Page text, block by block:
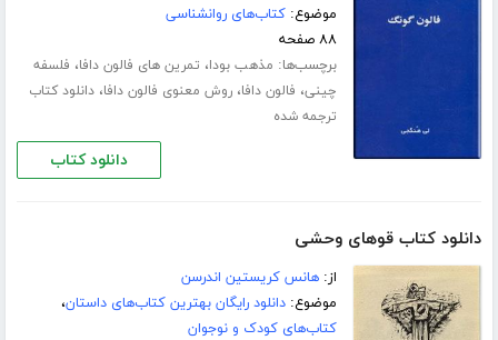
موضوع:کتاب‌های روانشناسی
۸۸ صفحه
برچسب‌ها: مذهب بودا، تمرین های فالون دافا، فلسفه
چینی، فالون دافا،روش معنوی فالون دافا،دانلود کتاب
ترجمه شده
دانلود کتاب
دانلود کتاب قوهای وحشی
از:هانس کریستین اندرسن
موضوع:دانلود رایگان بهترین کتاب‌های داستان،
کتاب‌های کودک و نوجوان